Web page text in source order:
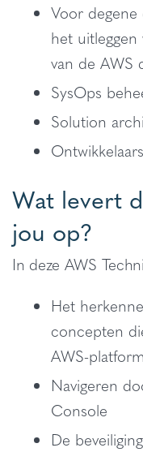
Voor
het
van de AWS
SysOps
Solution
Ontwikkelaars
Wat levert
jou op?
In deze AWS
Het
concepten
AWS-platform
Navigeren
Console
De